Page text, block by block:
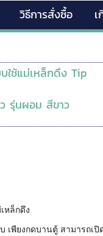
วิธีการสั่งซื้อ
ใช้แม่เหล็กดึง Tip
รุ่นผอม สีขาว
หล็กดึง
เพียงกดบานตู้ สามารถเ